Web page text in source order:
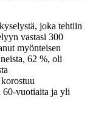
joka tehtiin
vastasi 300
myönteisen
62 %, oli
60-vuotiaita ja yli